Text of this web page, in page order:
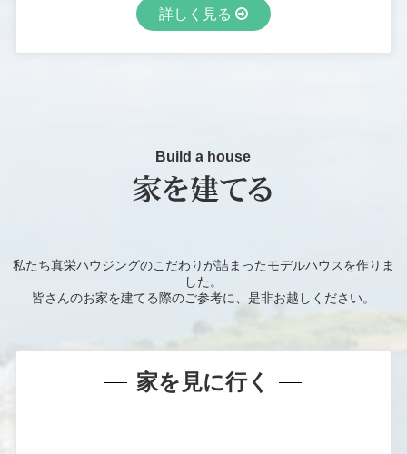
詳しく見る
Build a house
私たち真栄ハウジングのこだわりが詰まったモデルハウスを作りま
した。
皆さんのお家を建てる際のご参考に、是非お越しください。
家を見に行く